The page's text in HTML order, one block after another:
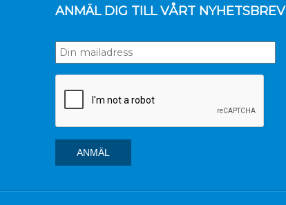
ANMÄL DIG TILL VÅRT NYHETSBREV